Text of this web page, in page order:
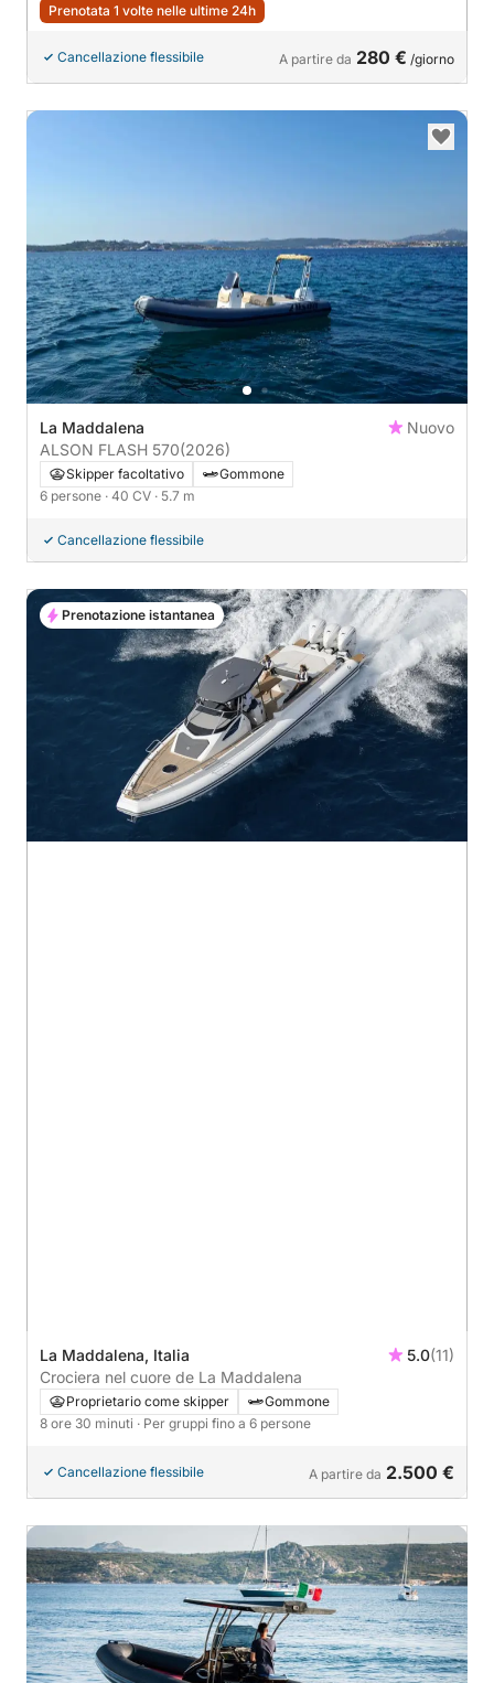
Prenotata 1 volte nelle ultime 24h
Cancellazione flessibile A partire da 280 € /giorno
La Maddalena
Nuovo
ALSON FLASH 570(2026)
Skipper facoltativo
Gommone
6 persone · 40 CV · 5.7 m
Cancellazione flessibile
La Maddalena, Italia 5.0(11)
Crociera nel cuore de La Maddalena
Proprietario come skipper
Gommone
8 ore 30 minuti · Per gruppi fino a 6 persone
Cancellazione flessibile A partire da 2.500 €
Prenotazione istantanea